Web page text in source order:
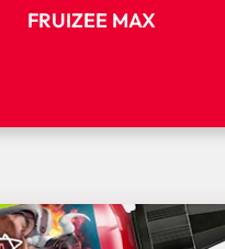
FRUIZEE MAX